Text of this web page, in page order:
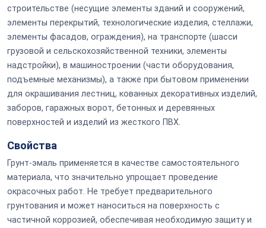
строительстве (несущие элементы зданий и сооружений,
элементы перекрытий, технологические изделия, стеллажи,
элементы фасадов, ограждения), на транспорте (шасси
грузовой и сельскохозяйственной техники, элементы
надстройки), в машиностроении (части оборудования,
подъемные механизмы), а также при бытовом применении
для окрашивания лестниц, кованных декоративных изделий,
заборов, гаражных ворот, бетонных и деревянных
поверхностей и изделий из жесткого ПВХ.
Свойства
Грунт-эмаль применяется в качестве самостоятельного
материала, что значительно упрощает проведение
окрасочных работ. Не требует предварительного
грунтования и может наноситься на поверхность с
частичной коррозией, обеспечивая необходимую защиту и